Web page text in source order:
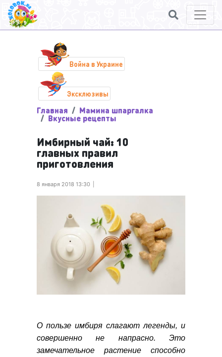
Война в Украине
Эксклюзивы
Главная Мамина шпаргалка
Вкусные рецепты
Имбирный чай: 10
главных правил
приготовления
8 января 2018 13:30
О пользе имбиря слагают легенды, и
совершенно не напрасно. Это
замечательное растение способно